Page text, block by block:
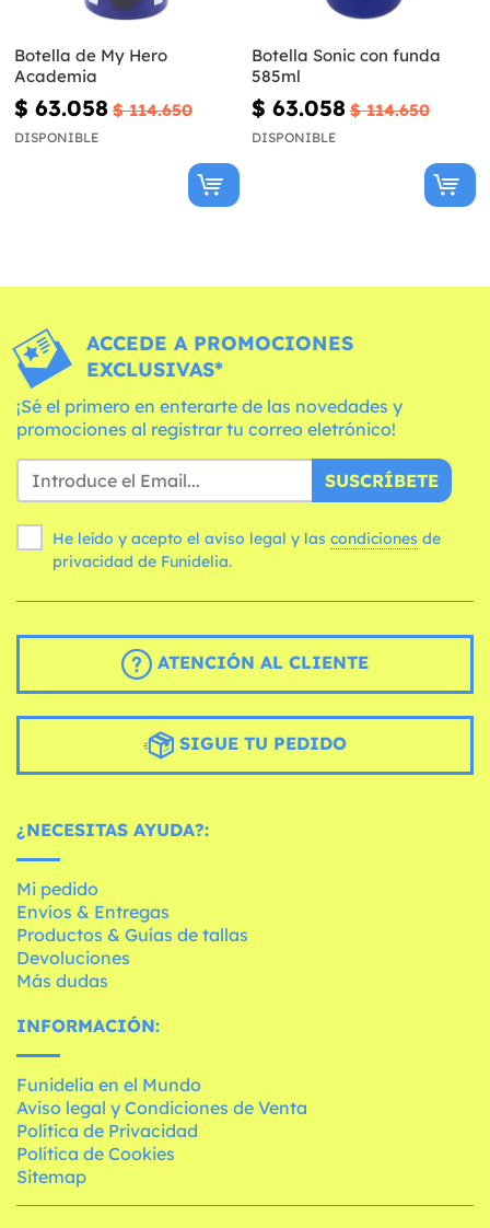
Botella de My Hero
Academia
$ 63.058 $ 114.650
DISPONIBLE
Botella Sonic con funda
585ml
$ 63.058 $ 114.650
DISPONIBLE
ACCEDE A PROMOCIONES
EXCLUSIVAS*
¡Sé el primero en enterarte de las novedades y
promociones al registrar tu correo eletrónico!
SUSCRÍBETE
He leído y acepto el aviso legal y las condiciones
privacidad de Funidelia.
ATENCIÓN AL CLIENTE
SIGUE TU PEDIDO
¿NECESITAS AYUDA?:
Mi pedido
Envíos & Entregas
Productos & Guías de tallas
Devoluciones
Más dudas
INFORMACIÓN:
Funidelia en el Mundo
Aviso legal y Condiciones de Venta
Política de Privacidad
Política de Cookies
Sitemap